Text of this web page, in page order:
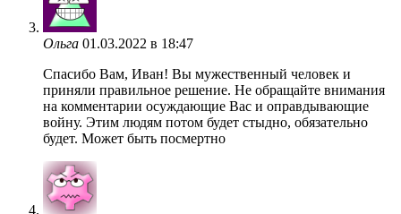
Ольга 01.03.2022 в 18:47
Cпасибо Вам, Иван! Вы мужественный человек и
приняли правильное решение. Не обращайте внимания
на комментарии осуждающие Вас и оправдывающие
войну. Этим людям потом будет стыдно, обязательно
будет. Может быть посмертно